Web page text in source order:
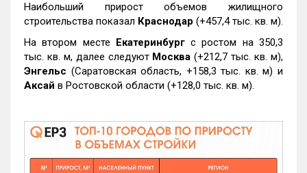
Наибольший прирост объемов жилищного
строительства показал Краснодар (+457,4 тыс. кв. м).
На втором месте Екатеринбургс ростом на 350,3
тыс. кв. м, далее следуют Москва (+212,7 тыс. кв. м),
Энгельс (Саратовская область, +158,3 тыс. кв. м) и
Аксай в Ростовской области (+128,0 тыс. кв. м).